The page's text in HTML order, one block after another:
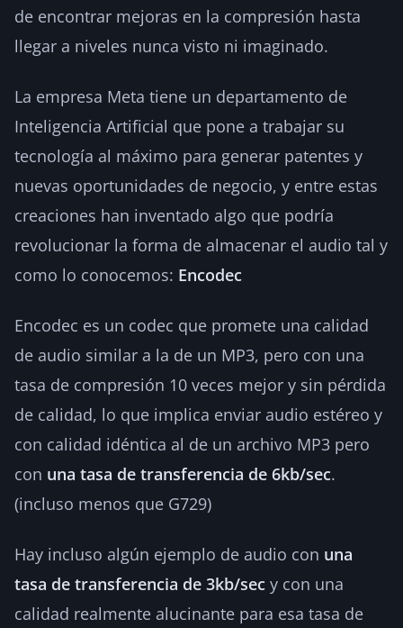
de encontrar mejoras en la compresión hasta
llegar a niveles nunca visto ni imaginado.
La empresa Meta tiene un departamento de
Inteligencia Artificial que pone a trabajar su
tecnología al máximo para generar patentes y
nuevas oportunidades de negocio, y entre estas
creaciones han inventado algo que podría
revolucionar la forma de almacenar el audio tal y
como lo conocemos: Encodec
Encodec es un codec que promete una calidad
de audio similar a la de un MP3, pero con una
tasa de compresión 10 veces mejor y sin pérdida
de calidad, lo que implica enviar audio estéreo y
con calidad idéntica al de un archivo MP3 pero
con una tasa de transferencia de 6kb/sec.
(incluso menos que G729)
Hay incluso algún ejemplo de audio con una
tasa de transferencia de 3kb/sec y con una
calidad realmente alucinante para esa tasa de